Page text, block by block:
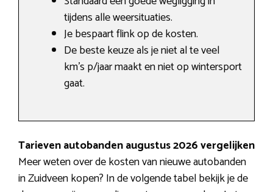
tijdens alle weersituaties.
Je bespaart flink op de kosten.
De beste keuze als je niet al te veel
km’s p/jaar maakt en niet op wintersport
gaat.
Tarieven autobanden augustus 2026 vergelijken
Meer weten over de kosten van nieuwe autobanden
in Zuidveen kopen? In de volgende tabel bekijk je de